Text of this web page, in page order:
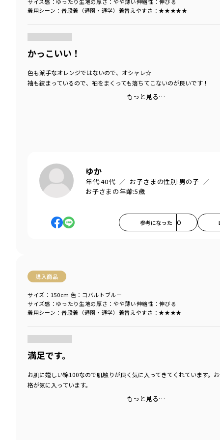
着用シーン ：普段着（通園・通学） 着替えやすさ ：★★★★★
かっこいい！
色も派手なオレンジではないので、オシャレ☆
袖も絞まっているので、袖をまくっても落ちてこないのが良いです！
もっと見る…
ゆか
年代:40代 お子さまの性別:男の子
お子さまの年齢:5歳
参考になった 0
購入商品
サイズ感 ：ゆったり 生地の厚さ ：やや薄い伸縮性 ：伸びる
着用シーン ：普段着（通園・通学） 着替えやすさ ：★★★★
サイズ：150cm 色：コバルトブルー
満足です。
お肌に嬉しい綿100なので肌触りが良く気に入ってきてくれています。
格が気に入っています。
もっと見る…